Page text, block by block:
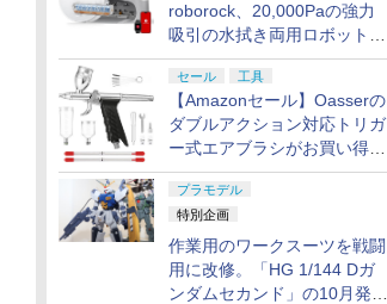
roborock、20,000Paの強力
吸引の水拭き両用ロボット掃
除機「Qrevo Curv 2 Flow」
がお買い得！
セール 工具
【Amazonセール】Oasserの
ダブルアクション対応トリガ
ー式エアブラシがお買い得価
格で登場！
プラモデル
特別企画
作業用のワークスーツを戦闘
用に改修。「HG 1/144 Dガ
ンダムセカンド」の10月発送